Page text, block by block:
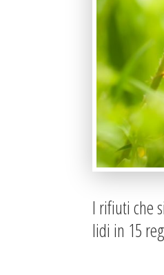
I rifiuti che
lidi in 15